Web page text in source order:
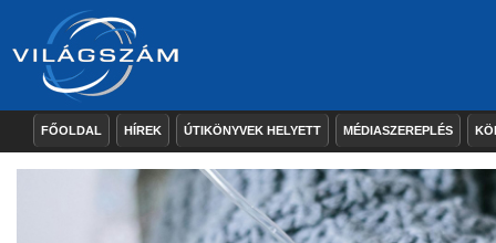
FŐOLDAL HÍREK ÚTIKÖNYVEK HELYETT MÉDIASZEREPLÉS